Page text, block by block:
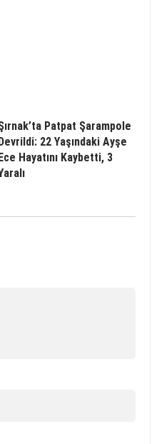
Patpat Şarampole
22 Yaşındaki Ayşe
Hayatını Kaybetti, 3